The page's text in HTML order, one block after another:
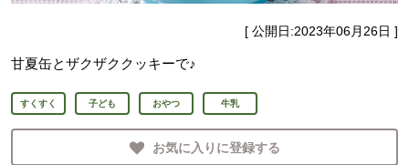
[ 公開日:2023年06月26日 ]
甘夏缶とザクザククッキーで♪
すくすく 子ども おやつ 牛乳
お気に入りに登録する